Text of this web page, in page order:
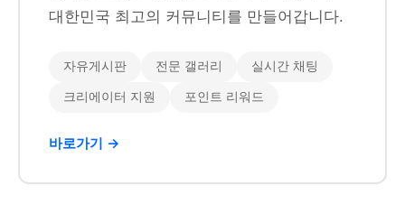
대한민국 최고의 커뮤니티를 만들어갑니다.
자유게시판 전문 갤러리 실시간 채팅
크리에이터 지원 포인트 리워드
바로가기 →